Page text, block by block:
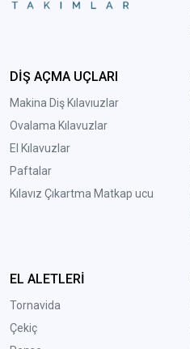
DİŞ AÇMA UÇLARI
Makina Diş Kılavıuzlar
Ovalama Kılavuzlar
El Kılavuzlar
Paftalar
Kılavız Çıkartma Matkap ucu
EL ALETLERİ
Tornavida
Çekiç